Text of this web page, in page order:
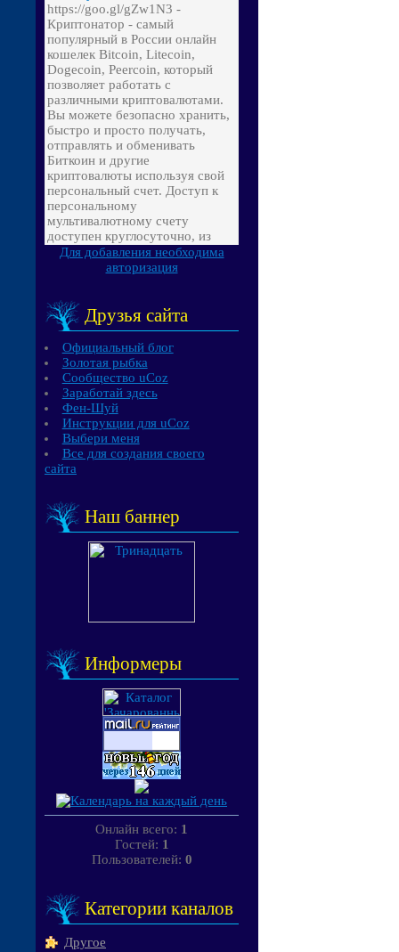
Для добавления необходима
авторизация
Друзья сайта
Официальный блог
Золотая рыбка
Сообщество uCoz
Заработай здесь
Фен-Шуй
Инструкции для uCoz
Выбери меня
Все для создания своего
сайта
Наш баннер
Информеры
Онлайн всего: 1
Гостей: 1
Пользователей: 0
Категории каналов
Другое